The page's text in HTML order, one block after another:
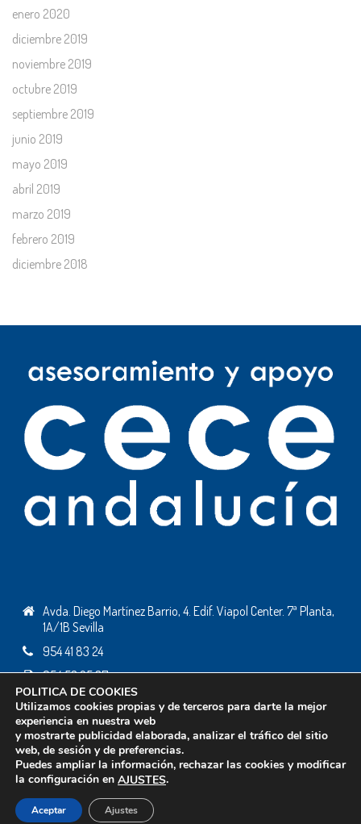
enero 2020
diciembre 2019
noviembre 2019
octubre 2019
septiembre 2019
junio 2019
mayo 2019
abril 2019
marzo 2019
febrero 2019
diciembre 2018
Avda. Diego Martínez Barrio, 4. Edif. Viapol Center. 7ª Planta,
1A/1B Sevilla
954 41 83 24
954 53 25 37
ceceandalucia@ceceandalucia.es
Todos los derechos reservados © 2019 - Desarrollo web:
Política de Cookies
POLITICA DE COOKIES
Utilizamos cookies propias y de terceros para darte la mejor
experiencia en nuestra web
y mostrarte publicidad elaborada, analizar el tráfico del sitio
web, de sesión y de preferencias.
Puedes ampliar la información, rechazar las cookies y modificar
la configuración en AJUSTES.
Aceptar Ajustes